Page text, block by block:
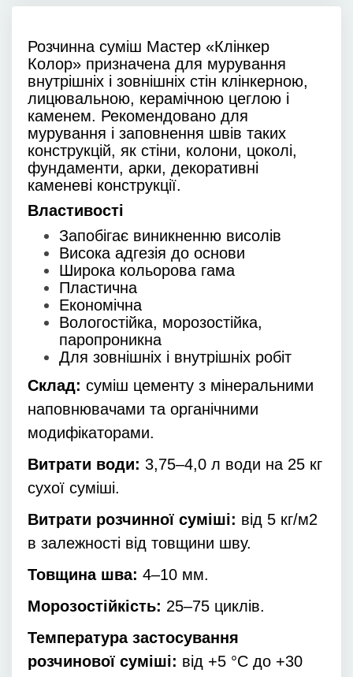
Розчинна суміш Мастер «Клінкер
Колор» призначена для мурування
внутрішніх і зовнішніх стін клінкерною,
лицювальною, керамічною цеглою і
каменем. Рекомендовано для
мурування і заповнення швів таких
конструкцій, як стіни, колони, цоколі,
фундаменти, арки, декоративні
каменеві конструкції.
Властивості
Запобігає виникненню висолів
Висока адгезія до основи
Широка кольорова гама
Пластична
Економічна
Вологостійка, морозостійка,
паропроникна
Для зовнішніх і внутрішніх робіт
Склад: суміш цементу з мінеральними
наповнювачами та органічними
модифікаторами.
Витрати води: 3,75–4,0 л води на 25 кг
сухої суміші.
Витрати розчинної суміші: від 5 кг/м2
в залежності від товщини шву.
Товщина шва: 4–10 мм.
Морозостійкість: 25–75 циклів.
Температура застосування
розчинової суміші: від +5 °C до +30